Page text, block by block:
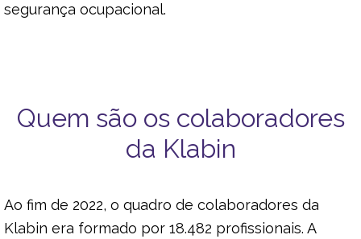
segurança ocupacional.
Quem são os colaboradores
da Klabin
Ao fim de 2022, o quadro de colaboradores da
Klabin era formado por 18.482 profissionais. A